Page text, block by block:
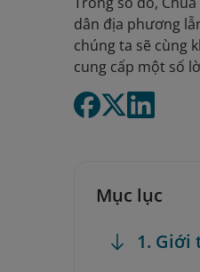
dân địa phương
chúng ta sẽ cùng
cung cấp một số
Mục lục
1. Giới